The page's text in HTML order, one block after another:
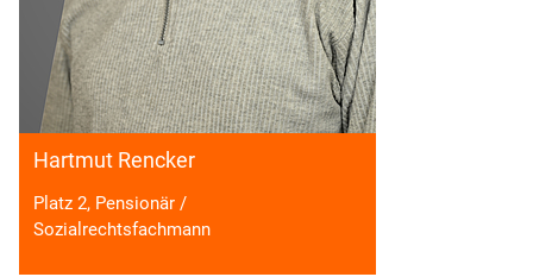
Hartmut Rencker
Platz 2, Pensionär /
Sozialrechtsfachmann